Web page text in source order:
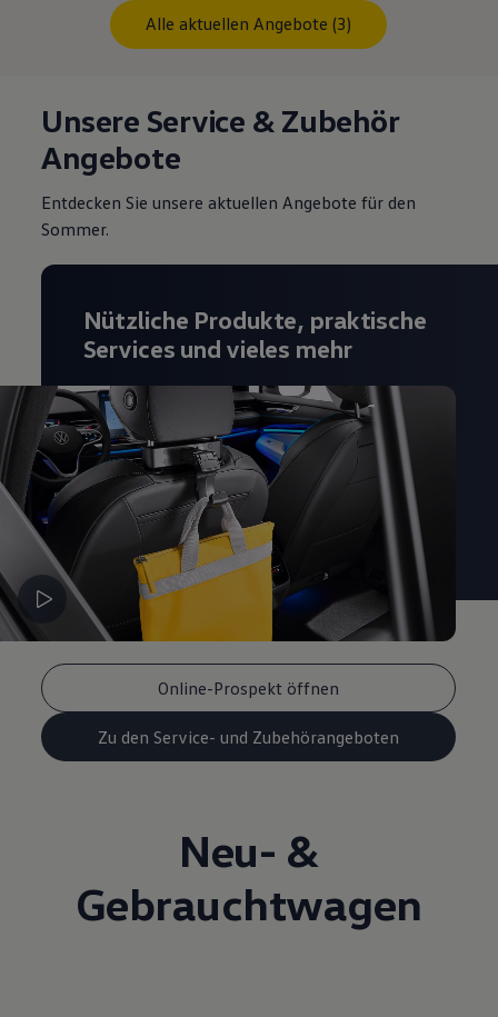
Alle aktuellen Angebote (3)
Unsere Service & Zubehör
Angebote
Entdecken Sie unsere aktuellen Angebote für den
Sommer.
Online-Prospekt öffnen
Zu den Service- und Zubehörangeboten
Nützliche Produkte, praktische
Services und vieles mehr
Neu- &
Gebrauchtwagen